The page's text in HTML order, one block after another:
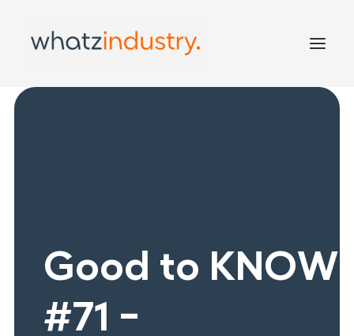
Good to KNOW!
#71 -